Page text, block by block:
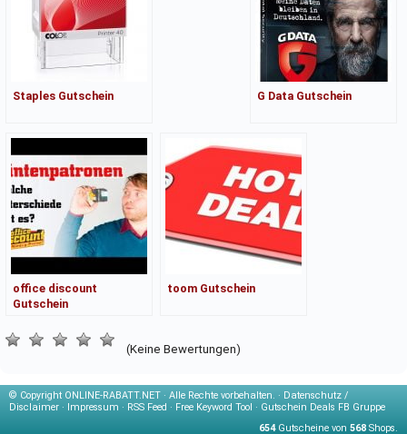
Staples Gutschein G Data Gutschein
office discount
Gutschein
toom Gutschein
(Keine Bewertungen)
© Copyright ONLINE-RABATT.NET · Alle Rechte vorbehalten. · Datenschutz /
Disclaimer · Impressum · RSS Feed · Free Keyword Tool · Gutschein Deals FB Gruppe
654Gutscheine von 568 Shops.